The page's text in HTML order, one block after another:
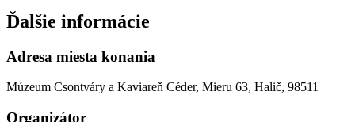
Ďalšie informácie
Adresa miesta konania
Múzeum Csontváry a Kaviareň Céder, Mieru 63, Halič, 98511
Organizátor